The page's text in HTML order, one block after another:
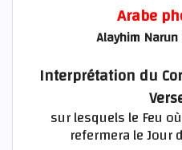
Arabe
Alayhim
Interprétation du
sur lesquels le Feu
refermera le Jour